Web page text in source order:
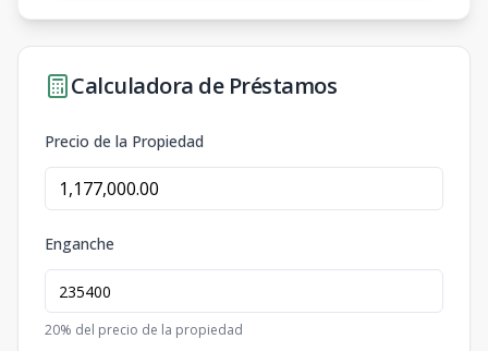
Calculadora de Préstamos
Precio de la Propiedad
Enganche
20% del precio de la propiedad